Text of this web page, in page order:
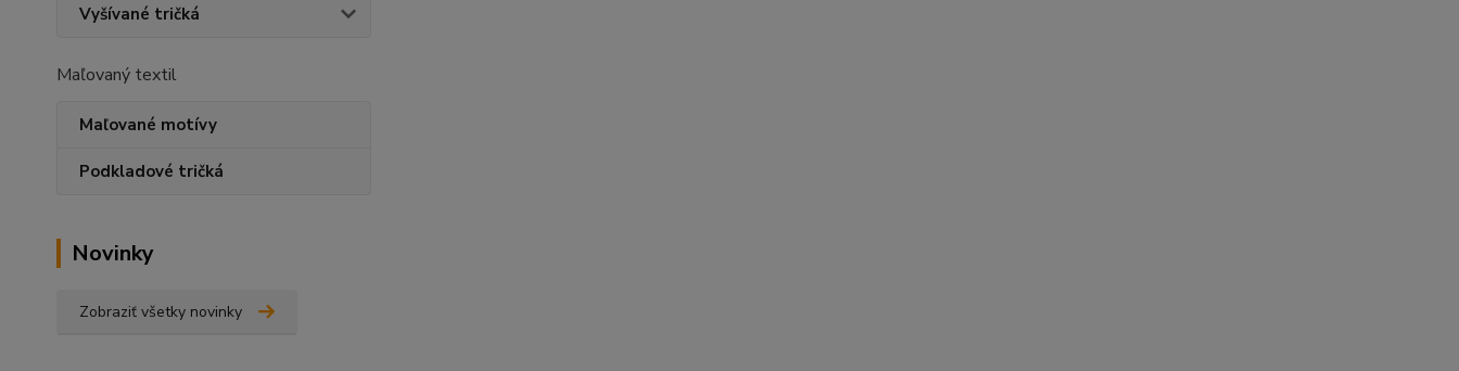
Vyšívané tričká
Maľovaný textil
Maľované motívy
Podkladové tričká
Novinky
Zobraziť všetky novinky